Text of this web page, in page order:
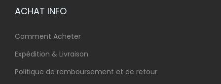
ACHAT INFO
Comment Acheter
Expédition & Livraison
Politique de remboursement et de retour